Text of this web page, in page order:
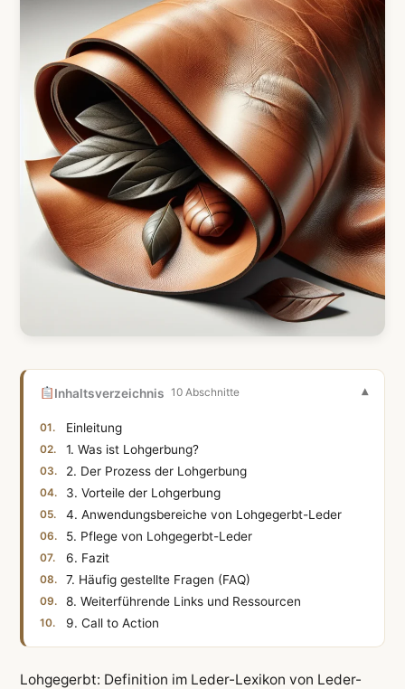
Inhaltsverzeichnis 10 Abschnitte
Einleitung
1. Was ist Lohgerbung?
2. Der Prozess der Lohgerbung
3. Vorteile der Lohgerbung
4. Anwendungsbereiche von Lohgegerbt-Leder
5. Pflege von Lohgegerbt-Leder
6. Fazit
7. Häufig gestellte Fragen (FAQ)
8. Weiterführende Links und Ressourcen
9. Call to Action
Lohgegerbt: Definition im Leder-Lexikon von Leder-